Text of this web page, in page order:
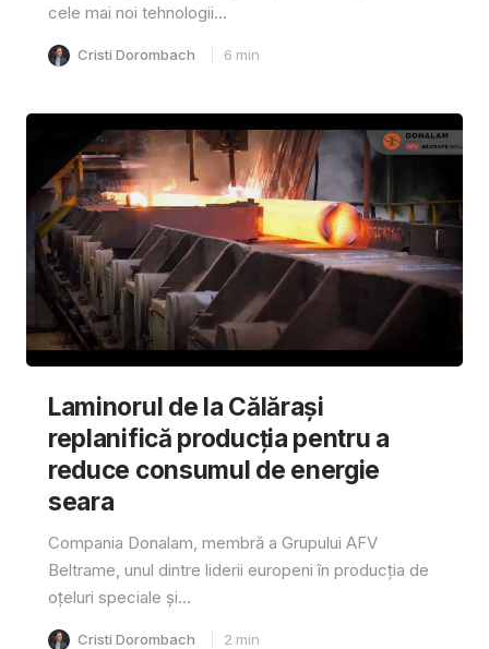
cele mai noi tehnologii...
Cristi Dorombach 6 min
Laminorul de la Călărași
replanifică producția pentru a
reduce consumul de energie
seara
Compania Donalam, membră a Grupului AFV
Beltrame, unul dintre liderii europeni în producția de
oțeluri speciale și...
Cristi Dorombach 2 min